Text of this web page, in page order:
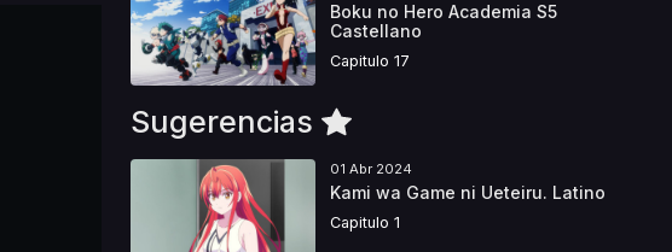
Boku no Hero Academia S5
Castellano
Capitulo 17
Sugerencias
01 Abr 2024
Kami wa Game ni Ueteiru. Latino
Capitulo 1